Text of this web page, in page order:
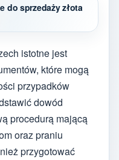
do sprzedaży złota
istotne jest
które mogą
przypadków
dowód
procedurą mającą
oraz praniu
przygotować